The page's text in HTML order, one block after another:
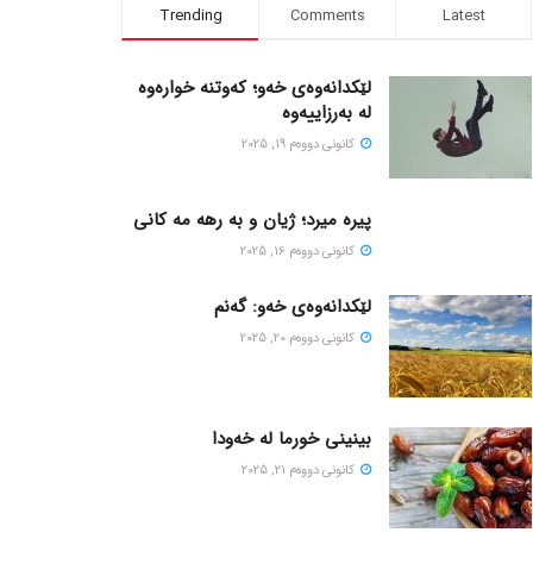
Trending Comments Latest
لێکدانەوەی خەو؛ کەوتنە خوارەوە
لە بەرزاییەوە
كانونی دووه‌م 19, 2025
پیره میرد؛ ژیان و به رهه مه کانی
كانونی دووه‌م 16, 2025
لێکدانەوەی خەو: گەنم
كانونی دووه‌م 20, 2025
بینینی خورما لە خەودا
كانونی دووه‌م 21, 2025